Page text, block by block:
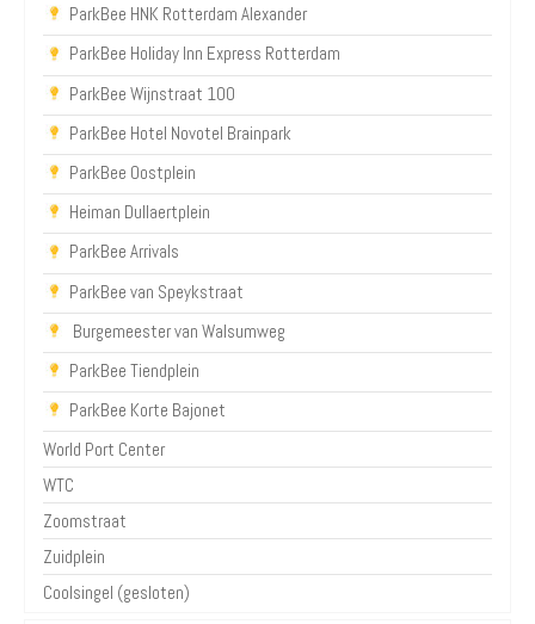
ParkBee HNK Rotterdam Alexander
ParkBee Holiday Inn Express Rotterdam
ParkBee Wijnstraat 100
ParkBee Hotel Novotel Brainpark
ParkBee Oostplein
Heiman Dullaertplein
ParkBee Arrivals
ParkBee van Speykstraat
Burgemeester van Walsumweg
ParkBee Tiendplein
ParkBee Korte Bajonet
World Port Center
WTC
Zoomstraat
Zuidplein
Coolsingel (gesloten)